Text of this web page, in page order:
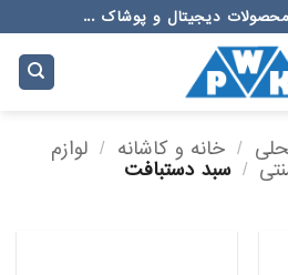
محصولات دیجیتال و پوشاک ...
/ خانه و کاشانه / لوازم
/ سبد دستبافت